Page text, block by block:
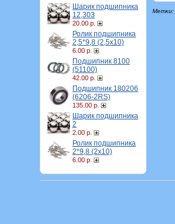
Шарик подшипника
12,303
20.00 р.
Ролик подшипника
2,5*9,8 (2,5х10)
6.00 р.
Подшипник 8100
(51100)
42.00 р.
Подшипник 180206
(6206-2RS)
135.00 р.
Шарик подшипника
2
2.00 р.
Ролик подшипника
2*9,8 (2х10)
6.00 р.
Метки: